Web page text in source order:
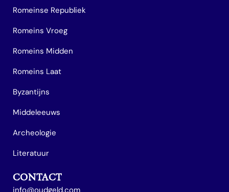
Romeinse Republiek
Romeins Vroeg
Romeins Midden
Romeins Laat
Byzantijns
Middeleeuws
Archeologie
Literatuur
CONTACT
info@oudgeld.com